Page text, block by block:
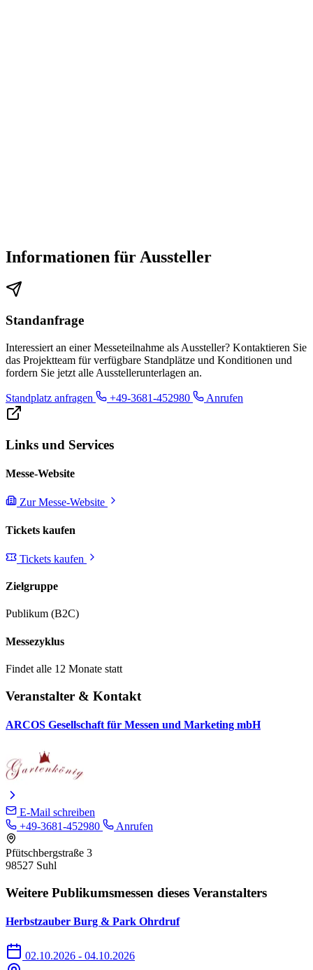
Informationen für Aussteller
Standanfrage
Interessiert an einer Messeteilnahme als Aussteller? Kontaktieren Sie
das Projektteam für verfügbare Standplätze und Konditionen und
fordern Sie jetzt alle Ausstellerunterlagen an.
Standplatz anfragen +49-3681-452980 Anrufen
Links und Services
Messe-Website
Zur Messe-Website
Tickets kaufen
Tickets kaufen
Zielgruppe
Publikum (B2C)
Messezyklus
Findet alle 12 Monate statt
Veranstalter & Kontakt
ARCOS Gesellschaft für Messen und Marketing mbH
E-Mail schreiben
+49-3681-452980
Anrufen
Pfütschbergstraße 3
98527 Suhl
Weitere Publikumsmessen dieses Veranstalters
Herbstzauber Burg & Park Ohrdruf
02.10.2026 - 04.10.2026